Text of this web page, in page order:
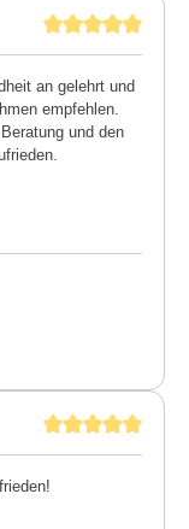
an gelehrt und
empfehlen.
und den